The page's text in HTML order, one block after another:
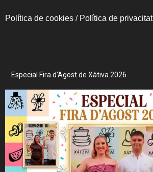
Política de cookies / Política de privacitat
Especial Fira d’Agost de Xàtiva 2026